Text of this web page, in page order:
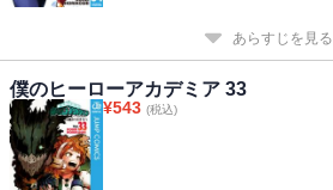
あらすじを見る
僕のヒーローアカデミア 33
¥543 (税込)